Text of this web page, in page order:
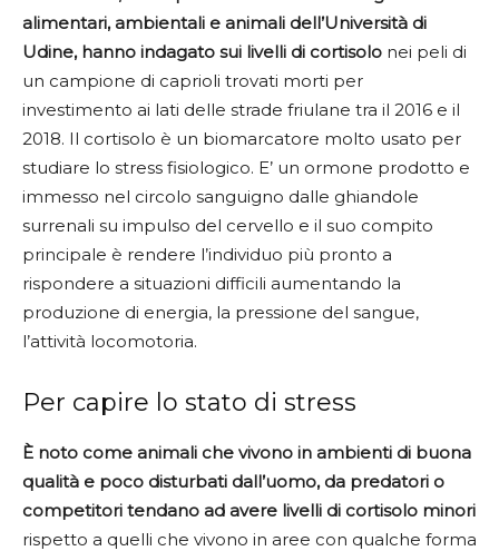
alimentari, ambientali e animali dell’Università di
Udine, hanno indagato sui livelli di cortisolo nei peli di
un campione di caprioli trovati morti per
investimento ai lati delle strade friulane tra il 2016 e il
2018. Il cortisolo è un biomarcatore molto usato per
studiare lo stress fisiologico. E’ un ormone prodotto e
immesso nel circolo sanguigno dalle ghiandole
surrenali su impulso del cervello e il suo compito
principale è rendere l’individuo più pronto a
rispondere a situazioni difficili aumentando la
produzione di energia, la pressione del sangue,
l’attività locomotoria.
Per capire lo stato di stress
È noto come animali che vivono in ambienti di buona
qualità e poco disturbati dall’uomo, da predatori o
competitori tendano ad avere livelli di cortisolo minori
rispetto a quelli che vivono in aree con qualche forma